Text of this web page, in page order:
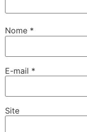
Nome *
E-mail *
Site